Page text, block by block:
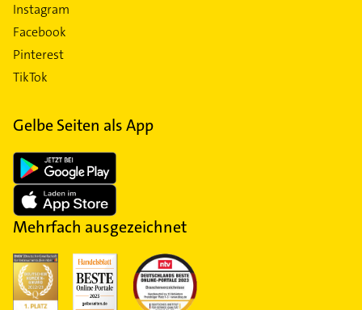
Instagram
Facebook
Pinterest
TikTok
Gelbe Seiten als App
Mehrfach ausgezeichnet